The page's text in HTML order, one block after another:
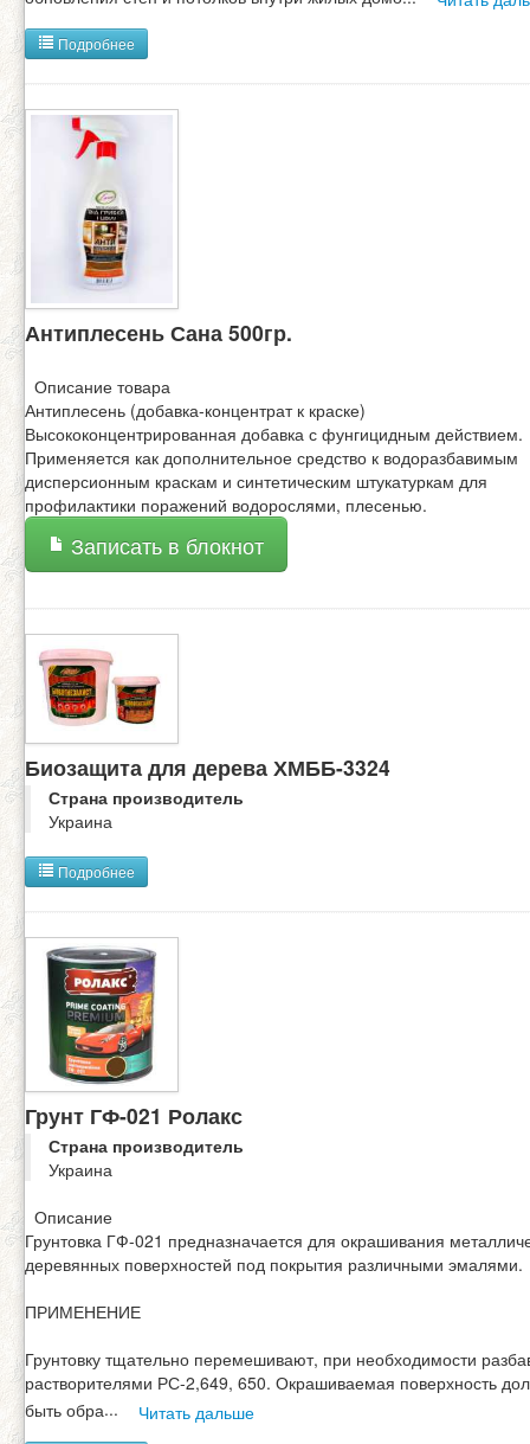
Подробнее
Антиплесень Сана 500гр.
Описание товара
Антиплесень (добавка-концентрат к краске)
Высококонцентрированная добавка с фунгицидным действием.
Применяется как дополнительное средство к водоразбавимым
дисперсионным краскам и синтетическим штукатуркам для
профилактики поражений водорослями, плесенью.
Записать в блокнот
Биозащита для дерева ХМББ-3324
Страна производитель
Украина
Подробнее
Грунт ГФ-021 Ролакс
Страна производитель
Украина
Описание
Грунтовка ГФ-021 предназначается для окрашивания
деревянных поверхностей под покрытия различными эмалями.
ПРИМЕНЕНИЕ
Грунтовку тщательно перемешивают, при необходимости
растворителями РС-2,649, 650. Окрашиваемая поверхность
быть обра... Читать дальше